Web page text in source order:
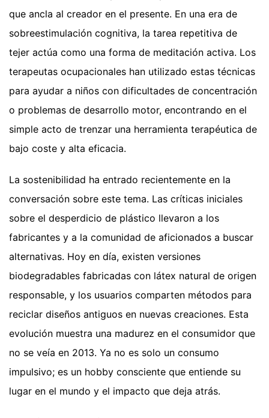
que ancla al creador en el presente. En una era de
sobreestimulación cognitiva, la tarea repetitiva de
tejer actúa como una forma de meditación activa. Los
terapeutas ocupacionales han utilizado estas técnicas
para ayudar a niños con dificultades de concentración
o problemas de desarrollo motor, encontrando en el
simple acto de trenzar una herramienta terapéutica de
bajo coste y alta eficacia.
La sostenibilidad ha entrado recientemente en la
conversación sobre este tema. Las críticas iniciales
sobre el desperdicio de plástico llevaron a los
fabricantes y a la comunidad de aficionados a buscar
alternativas. Hoy en día, existen versiones
biodegradables fabricadas con látex natural de origen
responsable, y los usuarios comparten métodos para
reciclar diseños antiguos en nuevas creaciones. Esta
evolución muestra una madurez en el consumidor que
no se veía en 2013. Ya no es solo un consumo
impulsivo; es un hobby consciente que entiende su
lugar en el mundo y el impacto que deja atrás.